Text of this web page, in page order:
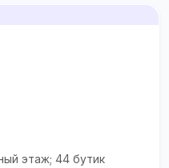
этаж; 44 бутик